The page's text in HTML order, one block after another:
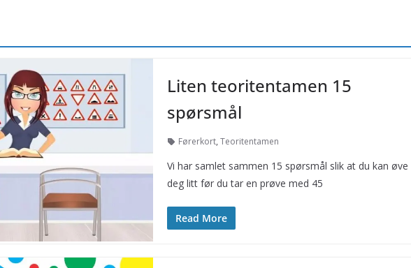
Liten teoritentamen 15
spørsmål
Førerkort, Teoritentamen
Vi har samlet sammen 15 spørsmål slik at du kan øve
deg litt før du tar en prøve med 45
Read More